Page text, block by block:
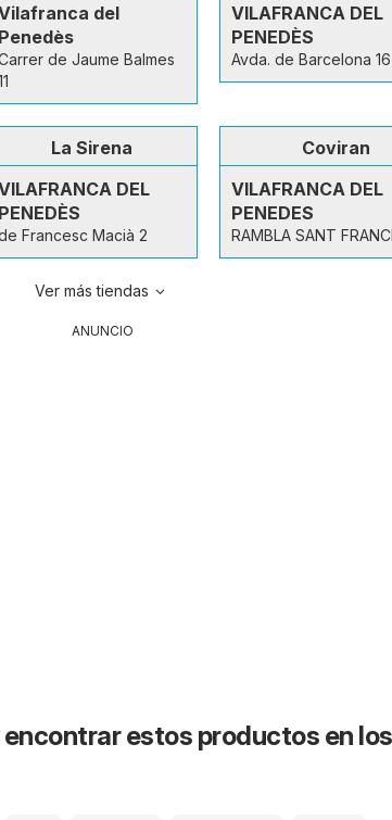
del
Penedès
de Jaume Balmes
VILAFRANCA DEL
PENEDÈS
Avda. de Barcelona 16
La Sirena
DEL
PENEDÈS
Francesc Macià 2
Coviran
VILAFRANCA DEL
PENEDES
RAMBLA SANT
Ver más tiendas
ANUNCIO
estos productos en los